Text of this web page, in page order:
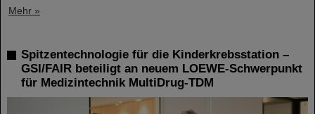
Mehr »
Spitzentechnologie für die Kinderkrebsstation –
GSI/FAIR beteiligt an neuem LOEWE-Schwerpunkt
für Medizintechnik MultiDrug-TDM